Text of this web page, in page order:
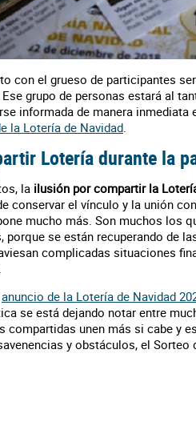
con el grueso de participantes
grupo de personas estará al
informada de manera
la Lotería de Navidad.
Lotería durante la
la ilusión por compartir la
conservar el vínculo y la unión
mucho más. Son muchos los
porque se están recuperando de
complicadas situaciones
anuncio de la Lotería de Navidad
se está dejando notar entre
compartidas unen más si cabe y
y obstáculos, el Sorteo